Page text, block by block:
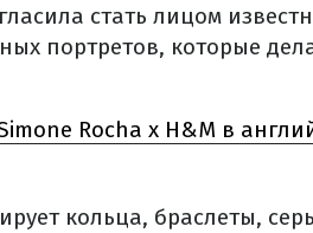
стать лицом
портретов, которые
Rocha x H&M в
кольца, браслеты,